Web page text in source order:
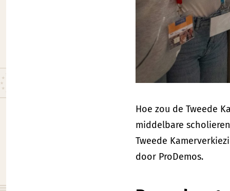
Hoe zou de Tweede
middelbare
Tweede
door ProDemos.